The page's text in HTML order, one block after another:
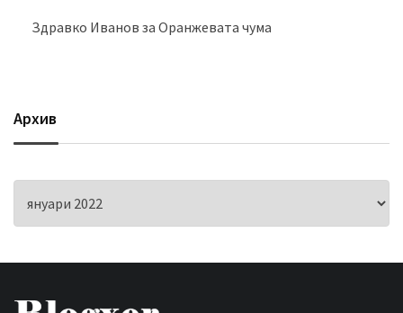
Здравко Иванов за Оранжевата чума
Архив
Архив